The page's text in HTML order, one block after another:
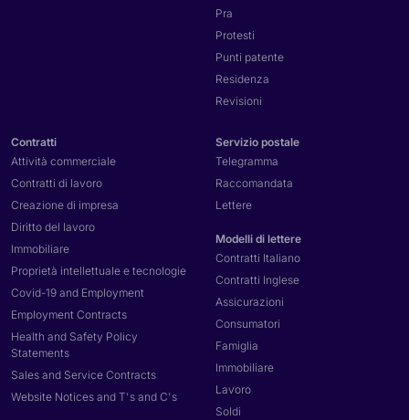
Pra
Protesti
Punti patente
Residenza
Revisioni
Contratti
Attività commerciale
Contratti di lavoro
Creazione di impresa
Diritto del lavoro
Immobiliare
Proprietà intellettuale e tecnologie
Covid-19 and Employment
Employment Contracts
Health and Safety Policy
Statements
Sales and Service Contracts
Website Notices and T's and C's
Servizio postale
Telegramma
Raccomandata
Lettere
Modelli di lettere
Contratti Italiano
Contratti Inglese
Assicurazioni
Consumatori
Famiglia
Immobiliare
Lavoro
Soldi